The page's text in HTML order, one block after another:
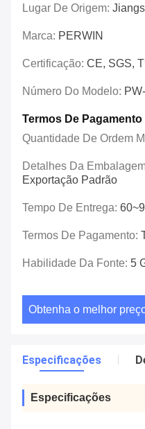
Lugar De Origem:
Marca: PERWIN
Certificação: CE, SGS,
Número Do Modelo:
Termos De
Quantidade De Ordem
Detalhes Da
Exportação Padrão
Tempo De Entrega:
Termos De Pagamento:
Habilidade Da Fonte: 5
Obtenha o melhor
Especificações
Especificações